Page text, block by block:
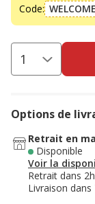
Code:
Options de
Retrait en
Disponible
Voir la
Retrait dans 2h
Livraison